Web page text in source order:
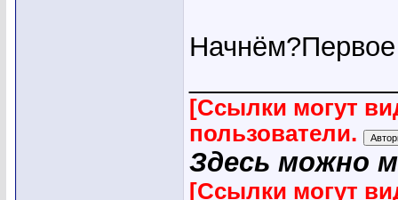
[Ссылки могут
пользователи.
Здесь можно
[Ссылки могут